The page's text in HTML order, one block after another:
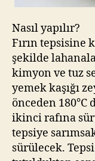
Nasıl yapılır?
Fırın tepsisine
şekilde
kimyon ve tuz
yemek kaşığı
önceden 180°C
ikinci rafına
tepsiye
sürülecek.